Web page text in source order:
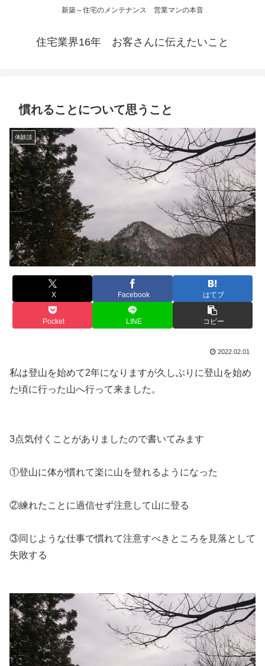
新築～住宅のメンテナンス 営業マンの本音
住宅業界16年 お客さんに伝えたいこと
慣れることについて思うこと
体験談
X Facebook はてブ
Pocket LINE コピー
2022.02.01
私は登山を始めて2年になりますが久しぶりに登山を始め
た頃に行った山へ行って来ました。
3点気付くことがありましたので書いてみます
①登山に体が慣れて楽に山を登れるようになった
②練れたことに過信せず注意して山に登る
③同じような仕事で慣れて注意すべきところを見落として
失敗する